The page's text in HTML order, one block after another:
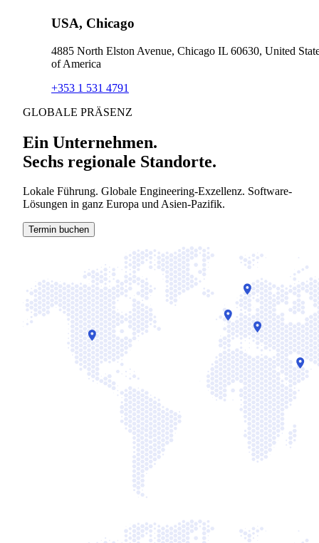
USA, Chicago
4885 North Elston Avenue, Chicago IL 60630, United
of America
+353 1 531 4791
GLOBALE PRÄSENZ
Ein Unternehmen.
Sechs regionale Standorte.
Lokale Führung. Globale Engineering-Exzellenz. Software-
Lösungen in ganz Europa und Asien-Pazifik.
Termin buchen